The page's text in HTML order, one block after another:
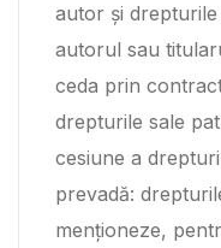
autor și
autorul sau
ceda prin
drepturile sale
cesiune a
prevadă:
menţioneze,